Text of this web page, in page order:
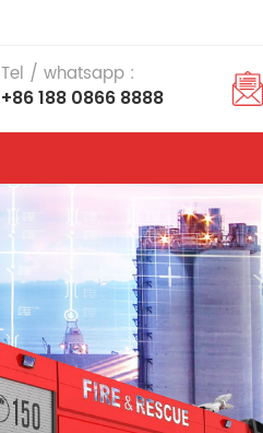
Tel / whatsapp :
+86 188 0866 8888